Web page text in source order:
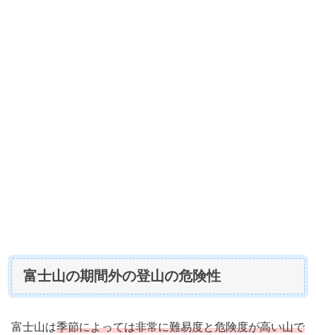
富士山の期間外の登山の危険性
富士山は季節によっては非常に難易度と危険度が高い山で